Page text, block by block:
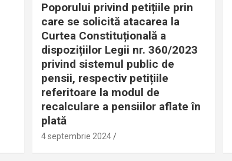
Poporului privind petițiile prin
care se solicită atacarea la
Curtea Constituțională a
dispozițiilor Legii nr. 360/2023
privind sistemul public de
pensii, respectiv petițiile
referitoare la modul de
recalculare a pensiilor aflate în
plată
4 septembrie 2024